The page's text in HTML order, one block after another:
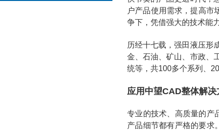
户产品使用需求，提高市
争下，凭借强大的技术能
历经十七载，强田液压形
金、石油、矿山、市政、
统等，共100多个系列、
应用中望CAD整体解决
专业的技术、高质量的产
产品细节都有严格的要求